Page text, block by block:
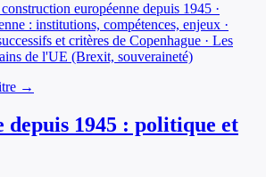
européenne depuis 1945 ·
: institutions, compétences, enjeux ·
et critères de Copenhague · Les
de l'UE (Brexit, souveraineté)
→
depuis 1945 : politique et